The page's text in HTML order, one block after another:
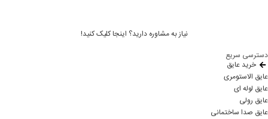
نیاز به مشاوره دارید؟ اینجا کلیک کنید!
دسترسی سریع
خرید عایق
عایق الاستومری
عایق لوله ای
عایق رولی
عایق صدا ساختمانی